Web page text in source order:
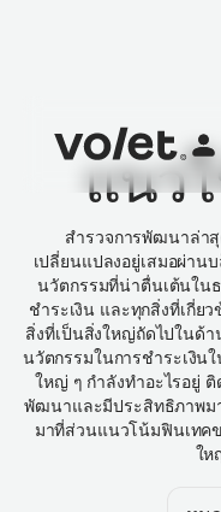
แนว
สำรวจการพัฒนาล่า
เปลี่ยนแปลงอยู่เสมอผ่าน
นวัตกรรมที่น่าตื่นเต้นใน
ชำระเงิน และทุกสิ่งที่เกี่ย
สิ่งที่เป็นสิ่งใหญ่ถัดไปในด้า
นวัตกรรมในการชำระเงิน
ใหญ่ ๆ กำลังทำอะไรอยู่
พัฒนาและมีประสิทธิภาพม
มาที่ส่วนแนวโน้มฟินเทค
ให